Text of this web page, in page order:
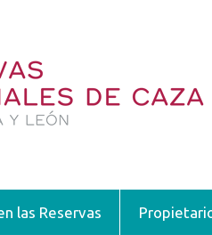
las Reservas